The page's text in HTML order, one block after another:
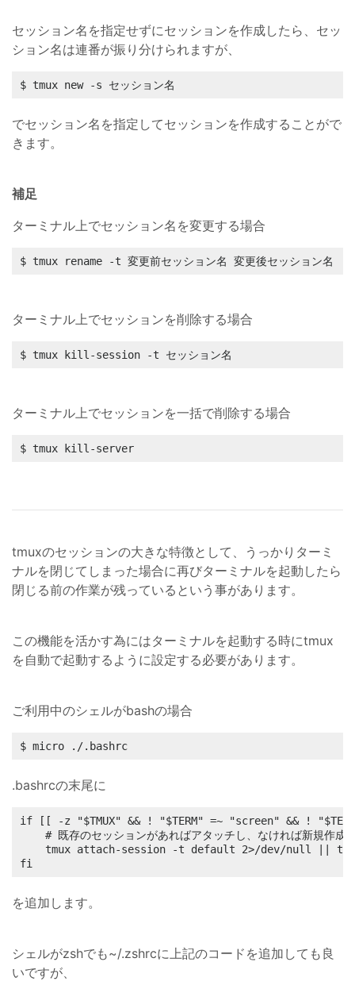
セッション名を指定せずにセッションを作成したら、セッ
ション名は連番が振り分けられますが、
$ tmux new -s セッション名
でセッション名を指定してセッションを作成することがで
きます。
補足
ターミナル上でセッション名を変更する場合
$ tmux rename -t 変更前セッション名 変更後セッション名
ターミナル上でセッションを削除する場合
$ tmux kill-session -t セッション名
ターミナル上でセッションを一括で削除する場合
$ tmux kill-server
tmuxのセッションの大きな特徴として、うっかりターミ
ナルを閉じてしまった場合に再びターミナルを起動したら
閉じる前の作業が残っているという事があります。
この機能を活かす為にはターミナルを起動する時にtmux
を自動で起動するように設定する必要があります。
ご利用中のシェルがbashの場合
$ micro ./.bashrc
.bashrcの末尾に
if [[ -z "$TMUX" && ! "$TERM" =~ "screen" && !
    # 既存のセッションがあればアタッチし、なければ新規作成
tmux attach-session -t default 2>/dev/null ||
fi
を追加します。
シェルがzshでも~/.zshrcに上記のコードを追加しても良
いですが、